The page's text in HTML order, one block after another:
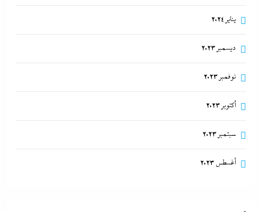
يناير 2024
ديسمبر 2023
نوفمبر 2023
أكتوبر 2023
سبتمبر 2023
أغسطس 2023